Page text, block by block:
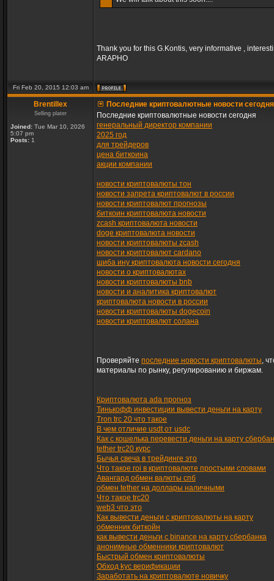
Thank you for this G.Kontis, very informative ,
ARAPHO
Fri Feb 20, 2015 12:03 am
Brentillex
Selling plater
Joined: Tue Mar 10, 2026
5:07 pm
Posts: 1
Последние криптовалютные новости сегодня
Последние криптовалютные новости сегодня
генеральный директор компании
2025 год
для трейдеров
цена биткоина
акции компании
новости криптовалюты тон
новости запрета криптовалют в россии
новости криптовалют прогнозы
биткоин криптовалюта новости
zcash криптовалюта новости
doge криптовалюта новости
новости криптовалюты zcash
новости криптовалют cardano
шиба ину криптовалюта новости сегодня
новости о криптовалютах
новости криптовалюты bnb
новости и аналитика криптовалют
криптовалюта новости в россии
новости криптовалюты dogecoin
новости криптовалют солана
Проверяйте последние новости криптовалюты,
материалы по рынку, регулированию и биржам.
Криптовалюта ada прогноз
Тинькофф инвестиции вывести деньги на карту
Tron trc 20 что такое
В чем отличие usdt от usdc
Как с кошелька перевести деньги на карту
tether trc20 курс
Бычья свеча в трейдинге это
Что такое roi в криптовалюте простыми словами
Авангард обмен валюты спб
обмен tether на доллары наличными
Что такое trc20
web3 что это
Как вывести деньги с криптовалюты на карту
обменник биткойн
как вывести деньги с binance на карту сбербанка
анонимные обменники криптовалют
Быстрый обмен криптовалюты
Обход kyc верификации
Заработать на криптовалюте новичку